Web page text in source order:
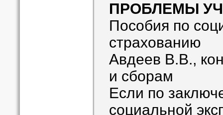
ПРОБЛЕМЫ
Пособия по
страхованию
Авдеев В.В.,
и сборам
Если по
социальной